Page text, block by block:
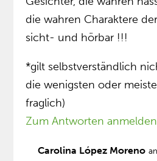
die wahren Charaktere
sicht- und hörbar !!!
*gilt selbstverständlich
die wenigsten oder
fraglich)
Zum Antworten anmelden
Carolina López Moreno